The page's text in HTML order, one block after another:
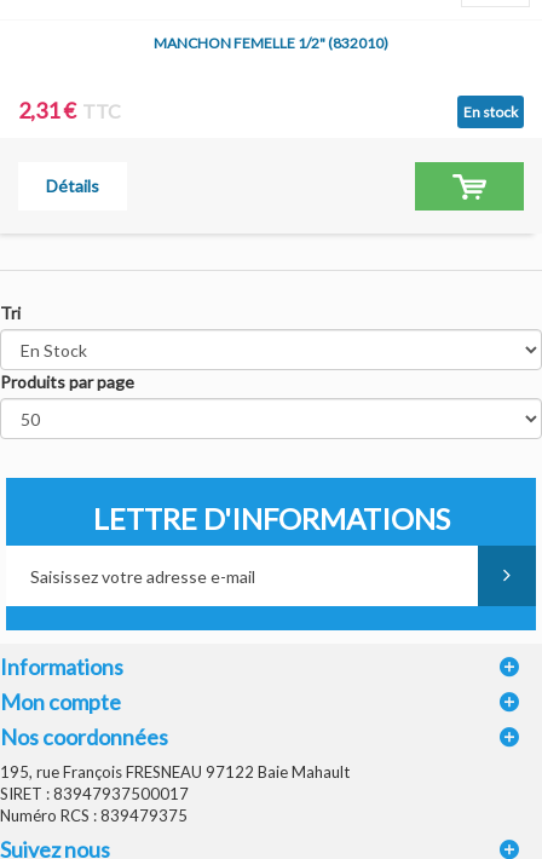
MANCHON FEMELLE 1/2" (832010)
2,31 € TTC En stock
Détails
Tri
Produits par page
LETTRE D'INFORMATIONS
Informations
Mon compte
Nos coordonnées
195, rue François FRESNEAU 97122 Baie Mahault
SIRET : 83947937500017
Numéro RCS : 839479375
Suivez nous